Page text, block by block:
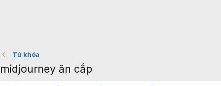
Từ khóa
midjourney ăn cắp